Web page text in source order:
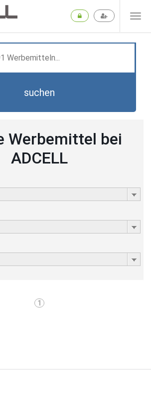
suchen
Werbemittel bei
ADCELL
1